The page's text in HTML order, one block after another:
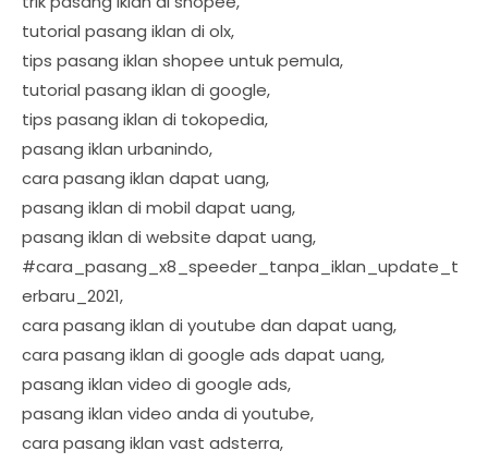
tutorial pasang iklan di olx,
tips pasang iklan shopee untuk pemula,
tutorial pasang iklan di google,
tips pasang iklan di tokopedia,
pasang iklan urbanindo,
cara pasang iklan dapat uang,
pasang iklan di mobil dapat uang,
pasang iklan di website dapat uang,
#cara_pasang_x8_speeder_tanpa_iklan_update_t
erbaru_2021,
cara pasang iklan di youtube dan dapat uang,
cara pasang iklan di google ads dapat uang,
pasang iklan video di google ads,
pasang iklan video anda di youtube,
cara pasang iklan vast adsterra,